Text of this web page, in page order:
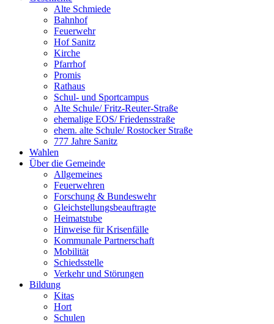
Alte Schmiede
Bahnhof
Feuerwehr
Hof Sanitz
Kirche
Pfarrhof
Promis
Rathaus
Schul- und Sportcampus
Alte Schule/ Fritz-Reuter-Straße
ehemalige EOS/ Friedensstraße
ehem. alte Schule/ Rostocker Straße
777 Jahre Sanitz
Wahlen
Über die Gemeinde
Allgemeines
Feuerwehren
Forschung & Bundeswehr
Gleichstellungsbeauftragte
Heimatstube
Hinweise für Krisenfälle
Kommunale Partnerschaft
Mobilität
Schiedsstelle
Verkehr und Störungen
Bildung
Kitas
Hort
Schulen